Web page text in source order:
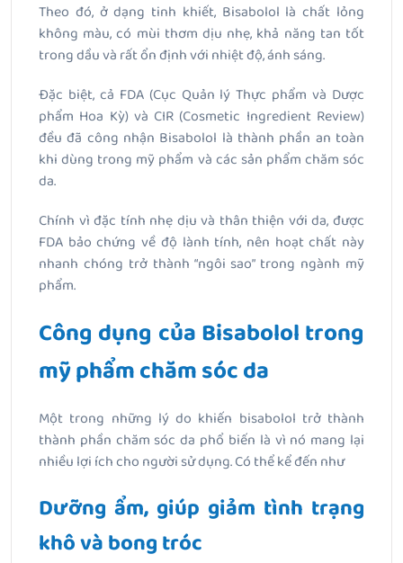
Theo đó, ở dạng tinh khiết, Bisabolol là chất lỏng
không màu, có mùi thơm dịu nhẹ, khả năng tan tốt
trong dầu và rất ổn định với nhiệt độ, ánh sáng.
Đặc biệt, cả FDA (Cục Quản lý Thực phẩm và Dược
phẩm Hoa Kỳ) và CIR (Cosmetic Ingredient Review)
đều đã công nhận Bisabolol là thành phần an toàn
khi dùng trong mỹ phẩm và các sản phẩm chăm sóc
da.
Chính vì đặc tính nhẹ dịu và thân thiện với da, được
FDA bảo chứng về độ lành tính, nên hoạt chất này
nhanh chóng trở thành “ngôi sao” trong ngành mỹ
phẩm.
Công dụng của Bisabolol trong
mỹ phẩm chăm sóc da
Một trong những lý do khiến bisabolol trở thành
thành phần chăm sóc da phổ biến là vì nó mang lại
nhiều lợi ích cho người sử dụng. Có thể kể đến như
Dưỡng ẩm, giúp giảm tình trạng
khô và bong tróc